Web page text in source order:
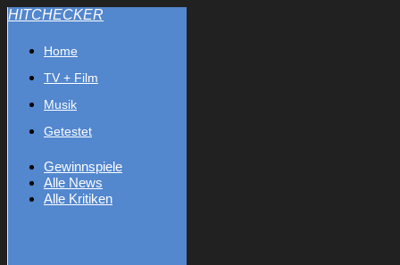
HITCHECKER
Home
TV + Film
Musik
Getestet
Gewinnspiele
Alle News
Alle Kritiken